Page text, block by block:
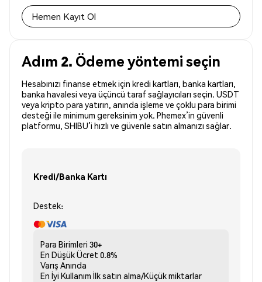
Hemen Kayıt Ol
Adım 2. Ödeme yöntemi seçin
Hesabınızı finanse etmek için kredi kartları, banka kartları,
banka havalesi veya üçüncü taraf sağlayıcıları seçin. USDT
veya kripto para yatırın, anında işleme ve çoklu para birimi
desteği ile minimum gereksinim yok. Phemex’in güvenli
platformu, SHIBU’i hızlı ve güvenle satın almanızı sağlar.
Kredi/Banka Kartı
Destek:
Para Birimleri 30+
En Düşük Ücret 0.8%
Varış Anında
En İyi Kullanım İlk satın alma/Küçük miktarlar